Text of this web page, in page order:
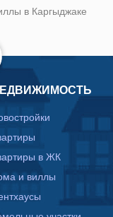
в Каргыджаке
в ЖК
и виллы